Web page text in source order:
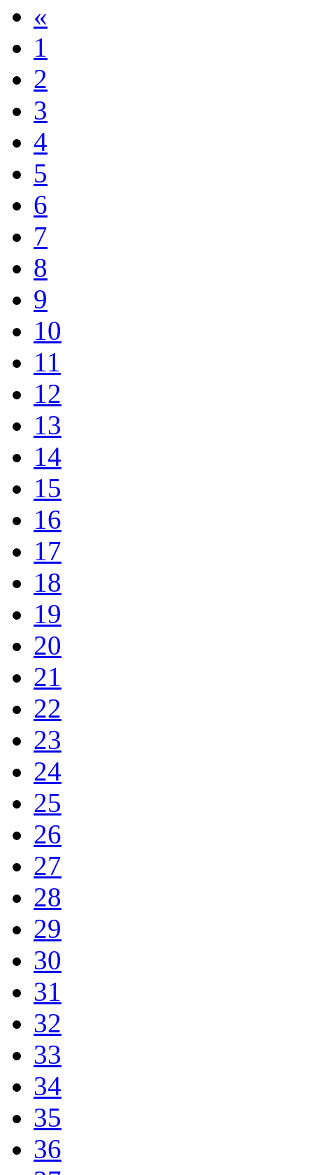
«
1
2
3
4
5
6
7
8
9
10
11
12
13
14
15
16
17
18
19
20
21
22
23
24
25
26
27
28
29
30
31
32
33
34
35
36